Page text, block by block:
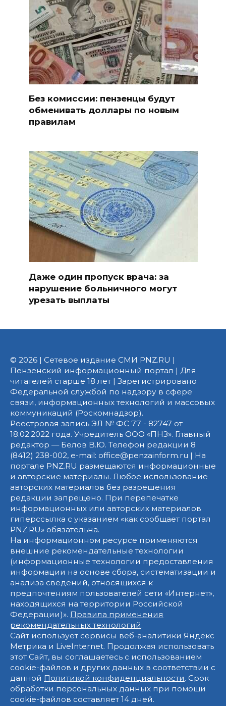
Без комиссии: пензенцы будут
обменивать доллары по новым
правилам
Даже один пропуск врача: за
нарушение больничного могут
урезать выплаты
© 2026 | Сетевое издание СМИ PNZ.RU |
Пензенский информационный портал | Для
читателей старше 18 лет | Зарегистрировано
Федеральной службой по надзору в сфере
связи, информационных технологий и массовых
коммуникаций (Роскомнадзор).
Реестровая запись ЭЛ № ФС 77 - 82747 от
18.02.2022 года. Учредитель ООО «ПНЗ». Главный
редактор — Белов В.Ю. Телефон редакции 8
(8412) 238-002, e-mail: office@penzainform.ru | На
портале PNZ.RU размещаются информационные
и авторские материалы. Любое использование
авторских материалов без разрешения
редакции запрещено. При перепечатке
информационных или авторских материалов
гиперссылка с указанием «как сообщает портал
PNZ.RU» обязательна.
На информационном ресурсе применяются
внешние рекомендательные технологии
(информационные технологии предоставления
информации на основе сбора, систематизации и
анализа сведений, относящихся к
предпочтениям пользователей сети «Интернет»,
находящихся на территории Российской
Федерации)». Правила применения
рекомендательных технологий.
Сайт использует сервисы веб-аналитики Яндекс
Метрика и LiveInternet. Продолжая использовать
этот Сайт, вы соглашаетесь с использованием
cookie-файлов и других данных в соответствии с
данной Политикой конфиденциальности. Срок
обработки персональных данных при помощи
cookie-файлов составляет 14 дней.